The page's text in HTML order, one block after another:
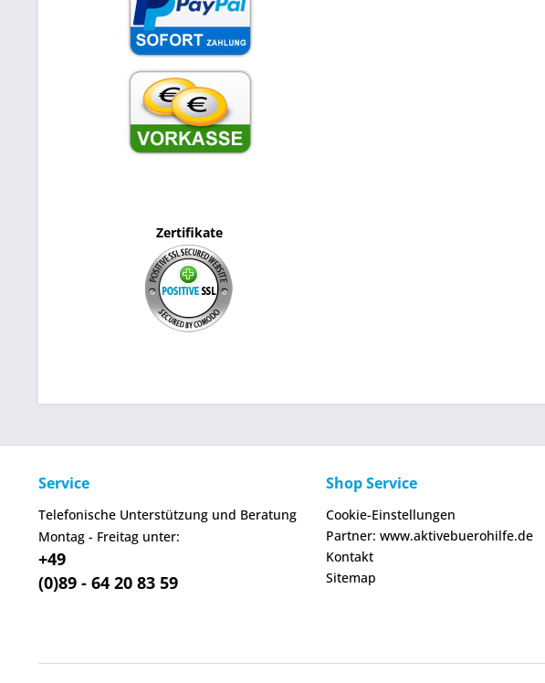
Zertifikate
Service
Telefonische Unterstützung und Beratung
Montag - Freitag unter:
+49
(0)89 - 64 20 83 59
Shop Service
Cookie-Einstellungen
Partner: www.aktivebuerohilfe.de
Kontakt
Sitemap